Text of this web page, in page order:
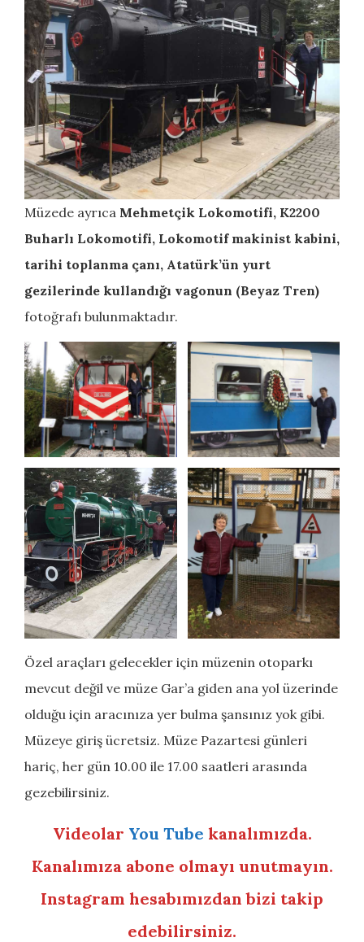
Müzede ayrıca Mehmetçik Lokomotifi, K2200
Buharlı Lokomotifi, Lokomotif makinist kabini,
tarihi toplanma çanı, Atatürk’ün yurt
gezilerinde kullandığı vagonun (Beyaz Tren)
fotoğrafı bulunmaktadır.
Özel araçları gelecekler için müzenin otoparkı
mevcut değil ve müze Gar’a giden ana yol üzerinde
olduğu için aracınıza yer bulma şansınız yok gibi.
Müzeye giriş ücretsiz. Müze Pazartesi günleri
hariç, her gün 10.00 ile 17.00 saatleri arasında
gezebilirsiniz.
Videolar You Tube kanalımızda.
Kanalımıza abone olmayı unutmayın.
Instagram hesabımızdan bizi takip
edebilirsiniz.